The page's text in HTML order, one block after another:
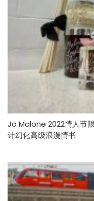
Jo Malone 2022情人节
计幻化高级浪漫情书